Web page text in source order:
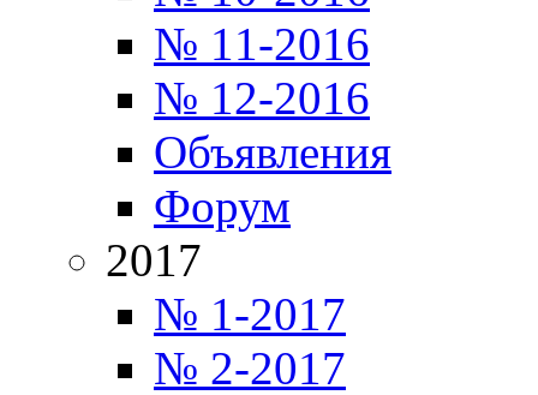
№ 11-2016
№ 12-2016
Объявления
Форум
2017
№ 1-2017
№ 2-2017